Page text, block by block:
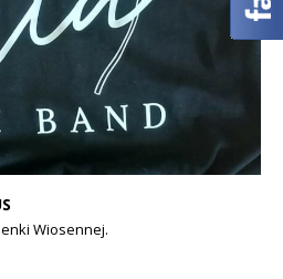
Wiosennej.